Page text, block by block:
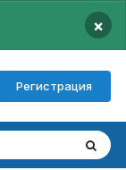
×
Регистрация